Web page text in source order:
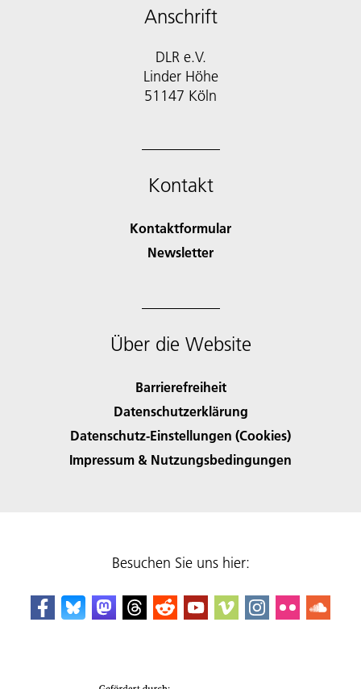
Anschrift
DLR e.V.
Linder Höhe
51147 Köln
Kontakt
Kontaktformular
Newsletter
Über die Website
Barrierefreiheit
Datenschutzerklärung
Datenschutz-Einstellungen (Cookies)
Impressum & Nutzungsbedingungen
Besuchen Sie uns hier: